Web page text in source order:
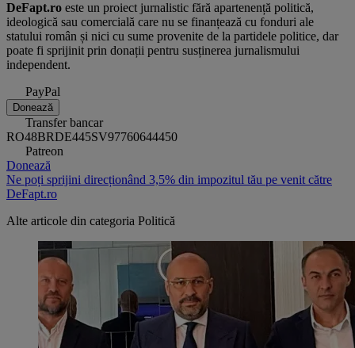
DeFapt.ro este un proiect jurnalistic fără apartenență politică,
ideologică sau comercială care nu se finanțează cu fonduri ale
statului român și nici cu sume provenite de la partidele politice, dar
poate fi sprijinit prin donații pentru susținerea jurnalismului
independent.
PayPal
Donează
Transfer bancar
RO48BRDE445SV97760644450
Patreon
Donează
Ne poți sprijini direcționând 3,5% din impozitul tău pe venit către
DeFapt.ro
Alte articole din categoria Politică